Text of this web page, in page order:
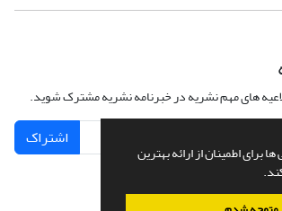
برای اطمینان از ارائه بهترین
های مهم نشریه در خبرنامه نشریه مشترک شوید.
اشتراک